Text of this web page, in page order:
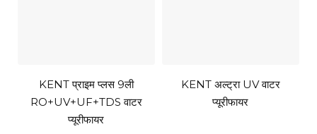
KENT प्राइम प्लस 9ली
RO+UV+UF+TDS वाटर
प्यूरीफायर
KENT अल्ट्रा UV वाटर
प्यूरीफायर